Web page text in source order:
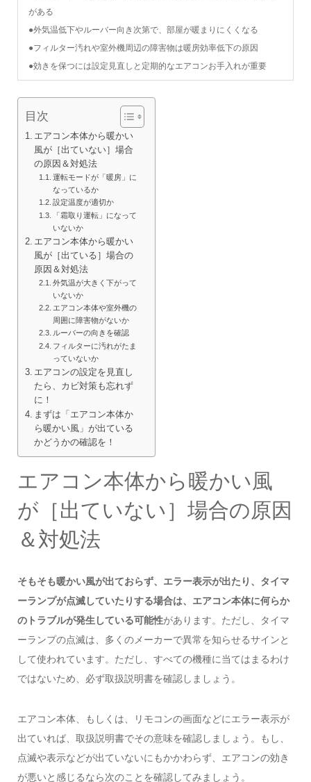
がある
●外気温低下やルーバー向き次第で、部屋が暖まりにくくなる
●フィルター汚れや室外機周辺の障害物は暖房効率低下の原因
●効きを保つには設定見直しと定期的なエアコンお手入れが重要
目次
エアコン本体から暖かい
風が［出ていない］場合
の原因＆対処法
運転モードが「暖房」に
なっているか
設定温度が適切か
「霜取り運転」になって
いないか
エアコン本体から暖かい
風が［出ている］場合の
原因＆対処法
外気温が大きく下がって
いないか
エアコン本体や室外機の
周囲に障害物がないか
ルーバーの向きを確認
フィルターに汚れがたま
っていないか
エアコンの設定を見直し
たら、カビ対策も忘れず
に！
まずは「エアコン本体か
ら暖かい風」が出ている
かどうかの確認を！
エアコン本体から暖かい風
が［出ていない］場合の原因
＆対処法
そもそも暖かい風が出ておらず、エラー表示が出たり、タイマ
ーランプが点滅していたりする場合は、エアコン本体に何らか
のトラブルが発生している可能性があります。ただし、タイマ
ーランプの点滅は、多くのメーカーで異常を知らせるサインと
して使われています。ただし、すべての機種に当てはまるわけ
ではないため、必ず取扱説明書を確認しましょう。
エアコン本体、もしくは、リモコンの画面などにエラー表示が
出ていれば、取扱説明書でその意味を確認しましょう。もし、
点滅や表示などが出ていないにもかかわらず、エアコンの効き
が悪いと感じるなら次のことを確認してみましょう。